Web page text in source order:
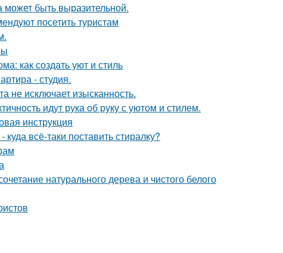
может быть выразительной.
посетить туристам
как создать уют и стиль
- студия.
не исключает изысканность.
идут рука об руку с уютом и стилем.
инструкция
всё-таки поставить стиралку?
натурального дерева и чистого белого